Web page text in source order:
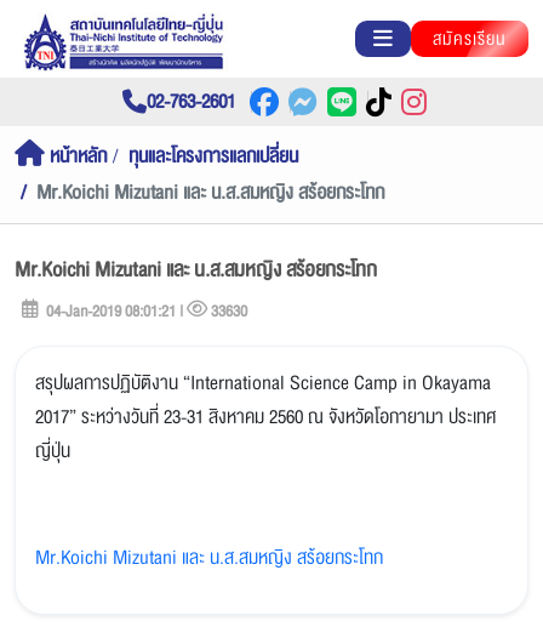
สมัครเรียน
02-763-2601
หน้าหลัก
ทุนและโครงการแลกเปลี่ยน
Mr.Koichi Mizutani และ น.ส.สมหญิง สร้อยกระโทก
Mr.Koichi Mizutani และ น.ส.สมหญิง สร้อยกระโทก
04-Jan-2019 08:01:21 | 33630
สรุปผลการปฏิบัติงาน “International Science Camp in Okayama
2017” ระหว่างวันที่ 23-31 สิงหาคม 2560 ณ จังหวัดโอกายามา ประเทศ
ญี่ปุ่น
Mr.Koichi Mizutani และ น.ส.สมหญิง สร้อยกระโทก